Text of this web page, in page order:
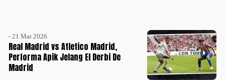
- 21 Mar 2026
Real Madrid vs Atletico Madrid,
Performa Apik Jelang El Derbi De
Madrid
Sports
Update
+
Media
Siber
Disclaimer